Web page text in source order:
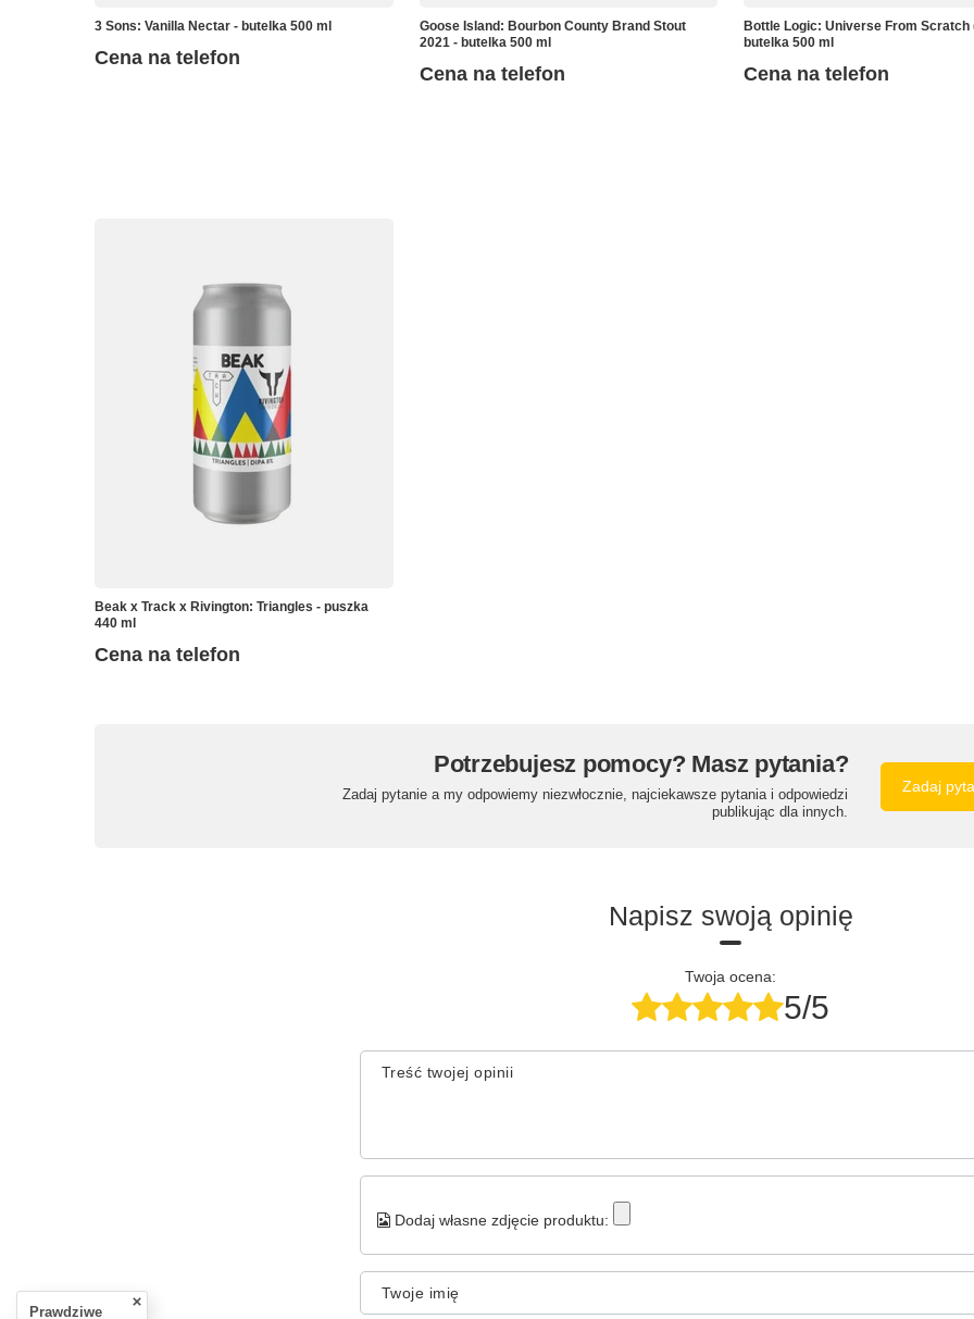
3 Sons: Vanilla Nectar - butelka 500 ml
Cena na telefon
Goose Island: Bourbon County Brand Stout
2021 - butelka 500 ml
Cena na telefon
Bottle Logic: Universe From Scratch
butelka 500 ml
Cena na telefon
Beak x Track x Rivington: Triangles - puszka
440 ml
Cena na telefon
Potrzebujesz pomocy? Masz pytania?
Zadaj pytanie a my odpowiemy niezwłocznie, najciekawsze pytania i odpowiedzi
publikując dla innych.
Zadaj
Napisz swoją opinię
Twoja ocena:
5/5
Treść twojej opinii
Dodaj własne zdjęcie produktu:
Twoje imię
Prawdziwe